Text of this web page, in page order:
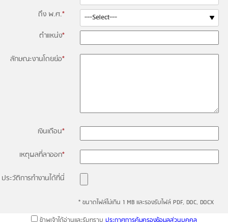
ถึง พ.ศ.*
ตำแหน่ง*
ลักษณะงานโดยย่อ*
เงินเดือน*
เหตุผลที่ลาออก*
ระวัติการทำงานได้ที่นี่
* ขนาดไฟล์ไม่เกิน 1 MB และรองรับไฟล์ PDF, DOC, DOCX